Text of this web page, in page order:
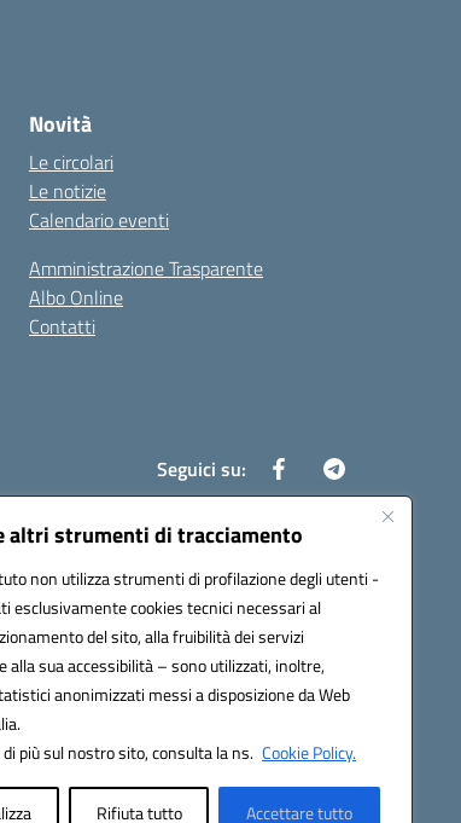
altri strumenti di tracciamento
non utilizza strumenti di profilazione degli utenti -
esclusivamente cookies tecnici necessari al
del sito, alla fruibilità dei servizi
alla sua accessibilità – sono utilizzati, inoltre,
anonimizzati messi a disposizione da Web
più sul nostro sito, consulta la ns. Cookie Policy.
Rifiuta tutto Accettare tutto
Novità
Le circolari
Le notizie
Calendario eventi
Amministrazione Trasparente
Albo Online
Contatti
Seguici su: